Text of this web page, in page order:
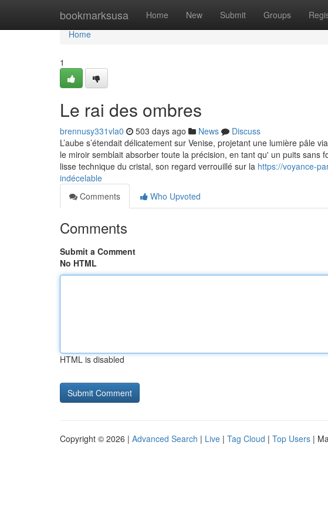
bookmarksusa Home New Submit Groups
Home
Home
1
Le rai des ombres
brennusy331vla0 503 days ago News
Discuss
L’aube s’étendait délicatement sur Venise, projetant une lumière pâle
le miroir semblait absorber toute la précision, en tant qu' un puits sans
lisse technique du cristal, son regard verrouillé sur la https://voyance-
indécelable
Comments
Who Upvoted
Comments
Submit a Comment
No HTML
HTML is disabled
Copyright © 2026 | Advanced Search | Live | Tag Cloud | Top Users |